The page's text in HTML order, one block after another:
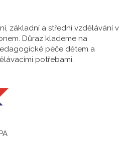
základní a střední vzdělávání v
Důraz klademe na
péče dětem a
potřebami.